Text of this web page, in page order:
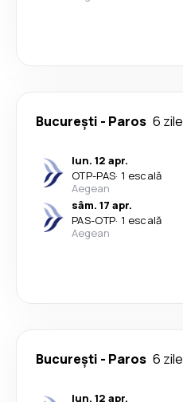
București - Paros 6 zile
lun. 12 apr.
OTP-PAS· 1 escală
Aegean
sâm. 17 apr.
PAS-OTP· 1 escală
Aegean
București - Paros 6 zile
lun. 12 apr.